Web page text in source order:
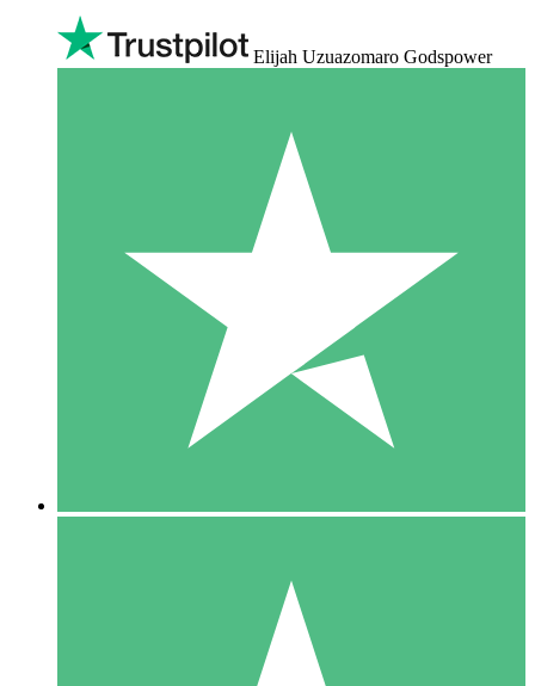
Elijah Uzuazomaro Godspower